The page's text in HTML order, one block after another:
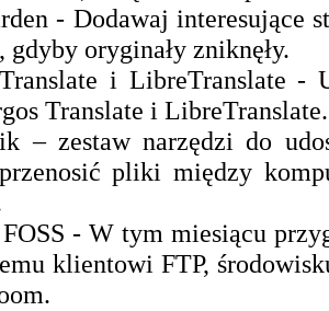
- Dodawaj interesujące
gdyby oryginały zniknęły.
i LibreTranslate -
Translate i LibreTranslate.
– zestaw narzędzi do
pliki między
FOSS - W tym miesiącu
klientowi FTP,